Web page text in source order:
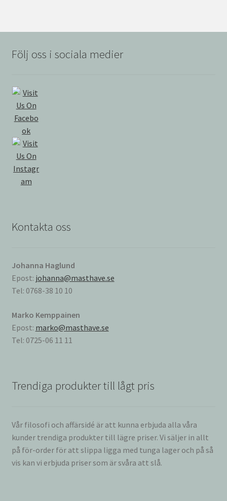
Följ oss i sociala medier
Kontakta oss
Johanna Haglund
Epost: johanna@masthave.se
Tel: 0768-38 10 10
Marko Kemppainen
Epost: marko@masthave.se
Tel: 0725-06 11 11
Trendiga produkter till lågt pris
Vår filosofi och affärsidé är att kunna erbjuda alla våra
kunder trendiga produkter till lägre priser. Vi säljer in allt
på för-order för att slippa ligga med tunga lager och på så
vis kan vi erbjuda priser som är svåra att slå.